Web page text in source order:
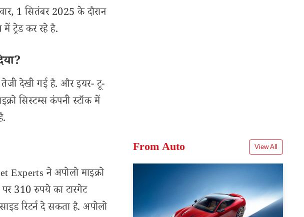
1 सितंबर 2025 के दौरान
ट्रेड कर रहे है.
तेजी देखी गई है. और इयर- टू-
सिस्टम्स कंपनी स्टॉक में
ने अपोलो माइक्रो
310 रुपये का टारगेट
रिटर्न दे सकता है. अपोलो
From Auto View All